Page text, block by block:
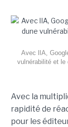
Avec lIA,
vulnérabilité et le
Avec la
rapidité de
pour les